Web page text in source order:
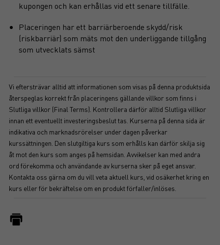
kupongen och kan erhållas vid ett senare tillfälle.
Placeringen har ett barriärberoende skydd/risk
(riskbarriär) som mäts mot den underliggande tillgång
som utvecklats sämst
Vi eftersträvar alltid att informationen som visas på denna produktsida
återspeglas korrekt från placeringens gällande villkor som finns i
Slutliga villkor (Final Terms). Kontrollera därför alltid Slutliga villkor
innan ett eventuellt investeringsbeslut tas. Kurserna på denna sida är
indikativa och marknadsrörelser under dagen påverkar
kurssättningen. Den slutgiltiga kurs som erhålls kan därför skilja sig
åt mot den kurs som anges på hemsidan. Avvikelser kan med andra
ord förekomma och användande av kurserna sker på eget ansvar.
Kontakta oss gärna om du vill veta aktuell kurs, vid osäkerhet kring en
kurs eller för bekräftelse om en produkt förfaller/inlöses.